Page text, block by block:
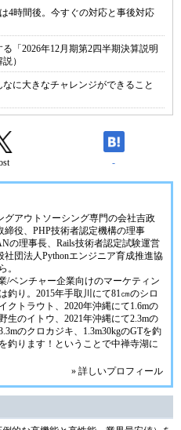
4時間後。今すぐの対応と事後対応
「2026年12月期第2四半期決算説明
）
に大きなチャレンジができること
-
グアウトソーシング専門の会社吉政
役、 PHP技術者認定機構の理事
の理事長、 Rails技術者認定試験運営
社団法人Pythonエンジニア育成推進協
。
/ベンチャー企業向けのマーケティン
釣り。2015年手取川にて81㎝のシロ
クトラウト、2020年沖縄にて1.6mの
生のイトウ、2021年沖縄にて2.3mの
のクロカジキ、1.3m30kgのGTを釣
釣ります！ということで中禅寺湖に
» 詳しいプロフィール